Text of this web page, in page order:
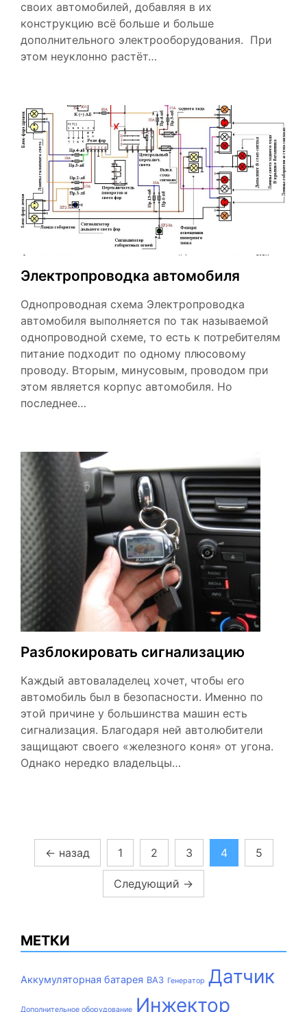
своих автомобилей, добавляя в их
конструкцию всё больше и больше
дополнительного электрооборудования. При
этом неуклонно растёт…
Электропроводка автомобиля
Однопроводная схема Электропроводка
автомобиля выполняется по так называемой
однопроводной схеме, то есть к потребителям
питание подходит по одному плюсовому
проводу. Вторым, минусовым, проводом при
этом является корпус автомобиля. Но
последнее…
Разблокировать сигнализацию
Каждый автоваладелец хочет, чтобы его
автомобиль был в безопасности. Именно по
этой причине у большинства машин есть
сигнализация. Благодаря ней автолюбители
защищают своего «железного коня» от угона.
Однако нередко владельцы…
Пагинация
← назад 1 2 3 4 5
Следующий →
МЕТКИ
Аккумуляторная батарея ВАЗ Генератор Датчик
Дополнительное оборудование Инжектор